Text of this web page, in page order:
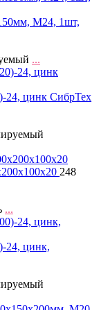
М24, 1шт,
...
24, цинк СибрТех
248
...
24, цинк,